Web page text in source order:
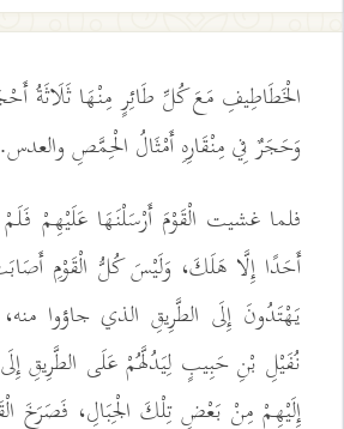
الْخَطَاطِيفِ مَعَ كُلِّ طَائِرٍ مِنْهَا ثَلَاثَةُ
وَحَجَرٌ فِي مِنْقَارِهِ أَمْثَالُ الْحِمَّصِ والعدس.
فلما غشيت الْقَوْمَ أَرْسَلْنَهَا عَلَيْهِمْ
أَحَدًا إِلَّا هَلَكَ، وَلَيْسَ كُلُّ الْقَوْمِ
يَهْتَدُونَ إِلَى الطَّرِيقِ الذي جاؤوا
نُفَيْلِ بْنِ حَبِيبٍ لِيَدُلَّهُمْ عَلَى الطَّرِيقِ
إِلَيْهِمْ مِنْ بَعْضِ تِلْكَ الْجِبَالِ، فَصَرَخَ